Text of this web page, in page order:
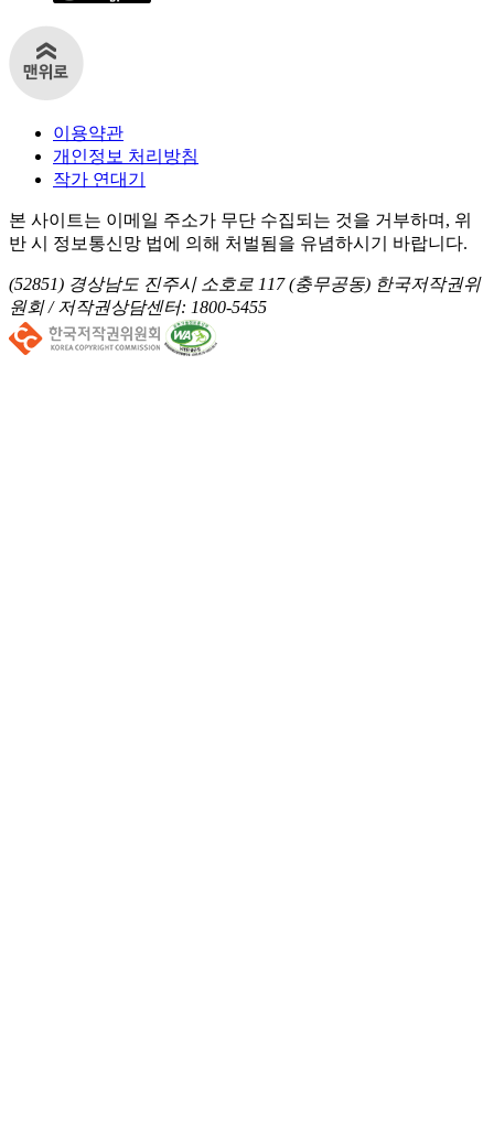
이용약관
개인정보 처리방침
작가 연대기
본 사이트는 이메일 주소가 무단 수집되는 것을 거부하며, 위
반 시 정보통신망 법에 의해 처벌됨을 유념하시기 바랍니다.
(52851) 경상남도 진주시 소호로 117 (충무공동) 한국저작권위
원회 /저작권상담센터: 1800-5455